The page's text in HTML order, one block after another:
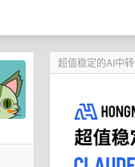
超值稳定的AI中